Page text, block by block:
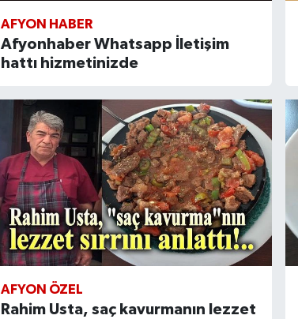
AFYON HABER
Afyonhaber Whatsapp İletişim
hattı hizmetinizde
AFYON ÖZEL
Rahim Usta, saç kavurmanın lezzet